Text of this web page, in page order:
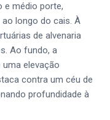
e médio porte,
longo do cais. À
de alvenaria
Ao fundo, a
elevação
contra um céu de
profundidade à